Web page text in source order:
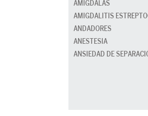
AMÍGDALAS
AMIGDALITIS
ANDADORES
ANESTESIA
ANSIEDAD DE